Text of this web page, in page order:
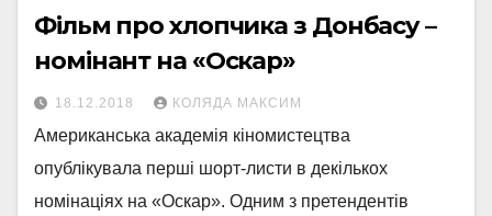
Фільм про хлопчика з Донбасу –
номінант на «Оскар»
18.12.2018 КОЛЯДА МАКСИМ
Американська академія кіномистецтва
опублікувала перші шорт-листи в декількох
номінаціях на «Оскар». Одним з претендентів